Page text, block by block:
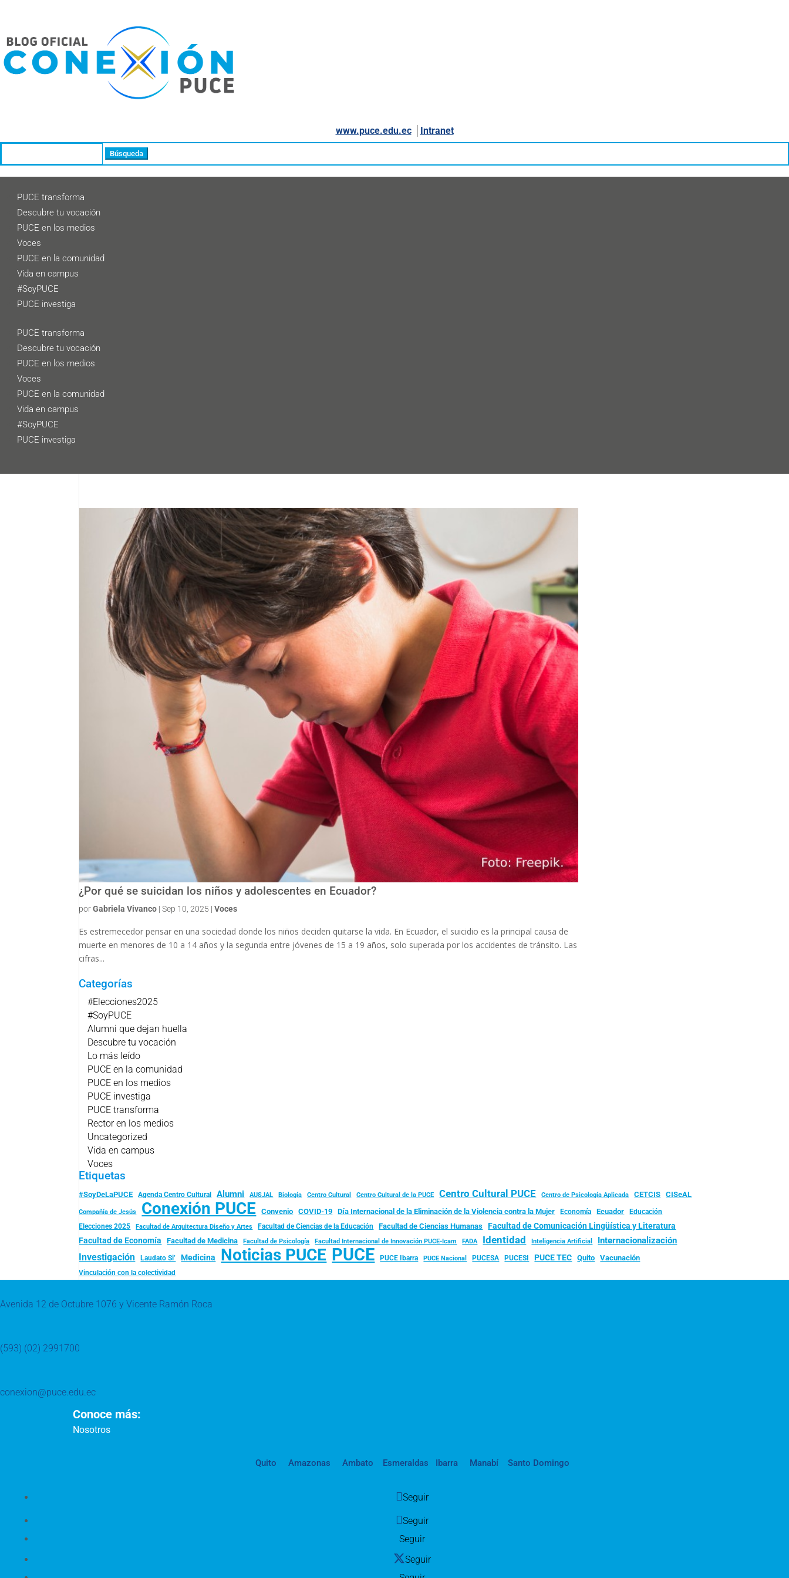
www.puce.edu.ec│ Intranet
PUCE transforma
Descubre tu vocación
PUCE en los medios
Voces
PUCE en la comunidad
Vida en campus
#SoyPUCE
PUCE investiga
PUCE transforma
Descubre tu vocación
PUCE en los medios
Voces
PUCE en la comunidad
Vida en campus
#SoyPUCE
PUCE investiga
¿Por qué se suicidan los niños y adolescentes en Ecuador?
porGabriela Vivanco |Sep 10, 2025 |Voces
Es estremecedor pensar en una sociedad donde los niños deciden quitarse la vida. En Ecuador, el suicidio es la principal causa de
muerte en menores de 10 a 14 años y la segunda entre jóvenes de 15 a 19 años, solo superada por los accidentes de tránsito. Las
cifras...
Categorías
#Elecciones2025
#SoyPUCE
Alumni que dejan huella
Descubre tu vocación
Lo más leído
PUCE en la comunidad
PUCE en los medios
PUCE investiga
PUCE transforma
Rector en los medios
Uncategorized
Vida en campus
Voces
Etiquetas
#SoyDeLaPUCE Agenda Centro Cultural Alumni AUSJAL Biología Centro Cultural Centro Cultural de la PUCE Centro Cultural PUCE Centro de Psicología Aplicada CETCIS CISeAL
Compañía de Jesús Conexión PUCE Convenio COVID-19 Día Internacional de la Eliminación de la Violencia contra la Mujer Economía Ecuador
Educación
Elecciones 2025
Facultad de Arquitectura Diseño y Artes Facultad de Ciencias de la Educación Facultad de Ciencias Humanas Facultad de Comunicación Lingüística y Literatura
Facultad de Economía Facultad de Medicina Facultad de Psicología Facultad Internacional de Innovación PUCE-Icam FADA Identidad Inteligencia Artificial Internacionalización
Investigación Laudato Si’ Medicina Noticias PUCE PUCE PUCE Ibarra PUCE Nacional PUCESA PUCESI PUCE TEC Quito Vacunación
Vinculación con la colectividad
Avenida 12 de Octubre 1076 y Vicente Ramón Roca
(593) (02) 2991700
conexion@puce.edu.ec
Conoce más:
Nosotros
Quito Amazonas Ambato Esmeraldas Ibarra Manabí Santo Domingo
Seguir
Seguir
Seguir
Seguir